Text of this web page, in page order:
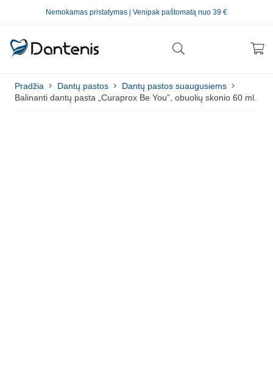
Nemokamas pristatymas į Venipak paštomatą nuo 39 €
Pradžia Dantų pastos
Dantų pastos suaugusiems
Balinanti dantų pasta „Curaprox Be You”, obuolių skonio 60 ml.